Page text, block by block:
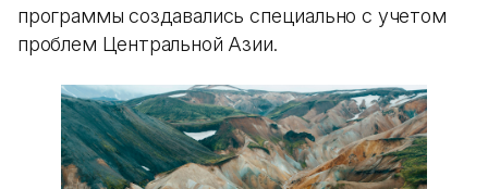
программы создавались специально с учетом
проблем Центральной Азии.